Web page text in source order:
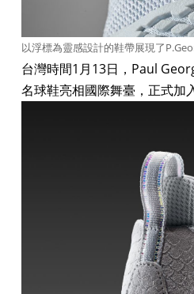
以浮標為靈感設計的鞋帶展現了
台灣時間1月13日，Paul
名球鞋亮相國際舞臺，正式加